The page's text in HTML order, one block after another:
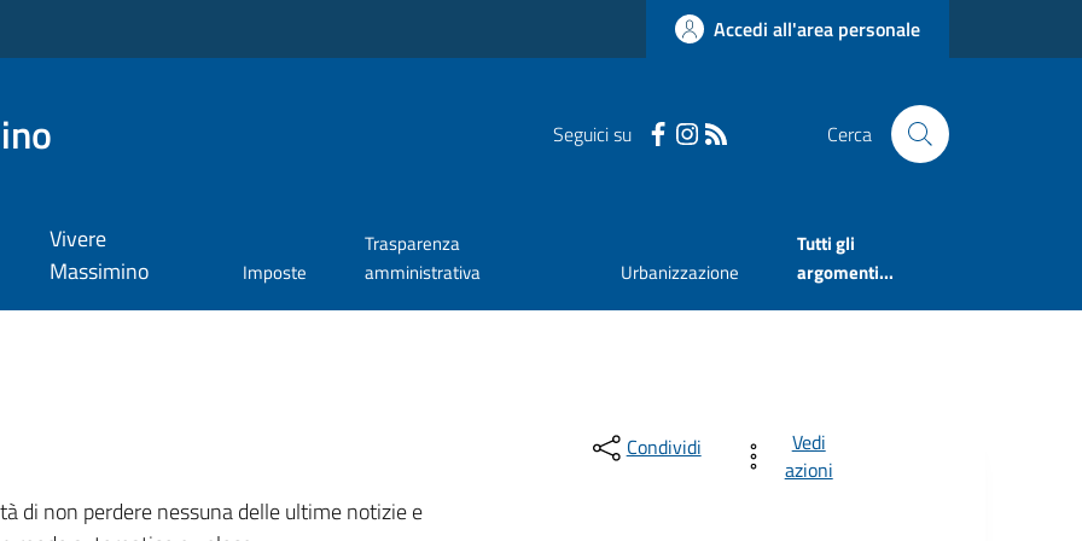
Accedi all'area personale
Seguici su Cerca
Vivere
Massimino
Imposte
Trasparenza
amministrativa
Urbanizzazione
Tutti gli
argomenti...
di non perdere nessuna delle ultime notizie e
Condividi
Vedi
azioni